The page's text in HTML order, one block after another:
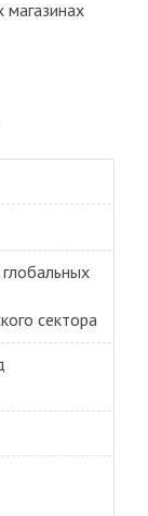
магазинах
сектора